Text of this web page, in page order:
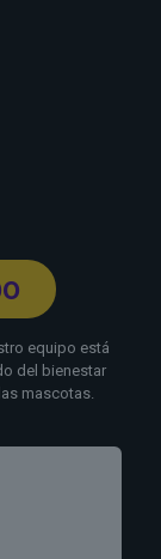
equipo está
del bienestar
mascotas.